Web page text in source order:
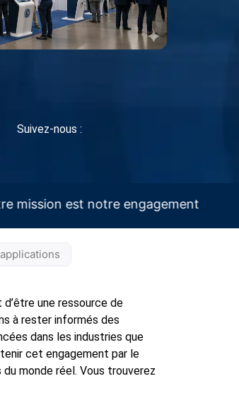
Suivez-nous :
Votre mission est notre
une ressource de
à rester informés des
dans les industries que
cet engagement par le
monde réel. Vous trouverez